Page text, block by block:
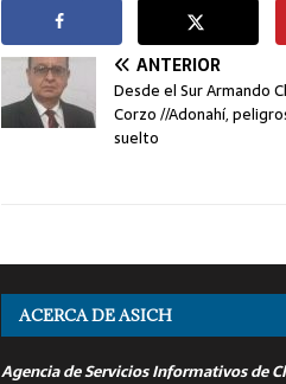
ANTERIOR
Desde el Sur Armando
Corzo //Adonahí,
suelto
ACERCA DE ASICH
Agencia de Servicios Informativos de